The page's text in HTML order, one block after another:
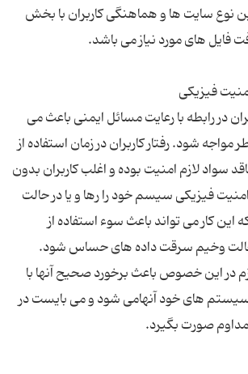
نوع سایت ها و هماهنگی کاربران با بخش
در رابطه با رعایت مسائل ایمنی باعث می
شود. رفتار کاربران در زمان استفاده از
سواد لازم امنیت بوده و اغلب کاربران بدون
فیزیکی سیسم خود را رها و یا در حالت
کار می تواند باعث سوء استفاده از
وخیم سرقت داده های حساس شود.
در این خصوص باعث برخورد صحیح آنها با
های خود آنهامی شود و می بایست در